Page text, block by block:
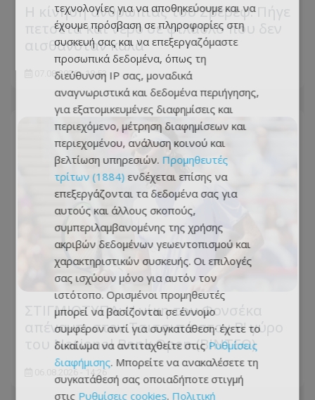
Η κίνηση ανθρωπιάς του Ζβέρεφ: Πήγε
πετσέτα και νερό σε φίλαθλο που δεν
αισθανόταν καλά
07.08.2026 - 18:53
ΣΤΙΓΜΙΟΤΥΠΑ: Η νίκη του Φονσέκα
απέναντι στον Τσιτσιπά στον Β' γύρο
του National Bank Open (ΒΙΝΤΕΟ)
06.08.2026 - 14:26
τεχνολογίες για να αποθηκεύουμε και να
έχουμε πρόσβαση σε πληροφορίες στη
συσκευή σας και να επεξεργαζόμαστε
προσωπικά δεδομένα, όπως τη
διεύθυνση IP σας, μοναδικά
αναγνωριστικά και δεδομένα περιήγησης,
για εξατομικευμένες διαφημίσεις και
περιεχόμενο, μέτρηση διαφημίσεων και
περιεχομένου, ανάλυση κοινού και
βελτίωση υπηρεσιών. Προμηθευτές
τρίτων (1884) ενδέχεται επίσης να
επεξεργάζονται τα δεδομένα σας για
αυτούς και άλλους σκοπούς,
συμπεριλαμβανομένης της χρήσης
ακριβών δεδομένων γεωεντοπισμού και
χαρακτηριστικών συσκευής. Οι επιλογές
σας ισχύουν μόνο για αυτόν τον
ιστότοπο. Ορισμένοι προμηθευτές
μπορεί να βασίζονται σε έννομο
συμφέρον αντί για συγκατάθεση· έχετε το
δικαίωμα να αντιταχθείτε στις Ρυθμίσεις
διαφήμισης. Μπορείτε να ανακαλέσετε τη
συγκατάθεσή σας οποιαδήποτε στιγμή
στις Ρυθμίσεις cookies. Πολιτική